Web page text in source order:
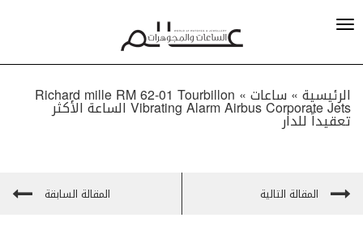
الرئيسية » ساعات»
Richard mille RM 62-01 Tourbillon
Vibrating Alarm Airbus Corporate Jets الساعة الأكثر
تعقيداً للدار
المقالة التالية المقالة السابقة